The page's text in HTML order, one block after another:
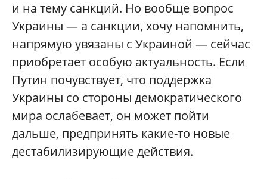
и на тему санкций. Но вообще вопрос
Украины — а санкции, хочу напомнить,
напрямую увязаны с Украиной — сейчас
приобретает особую актуальность. Если
Путин почувствует, что поддержка
Украины со стороны демократического
мира ослабевает, он может пойти
дальше, предпринять какие-то новые
дестабилизирующие действия.